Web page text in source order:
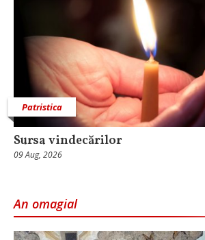
Patristica
Sursa vindecărilor
09 Aug, 2026
An omagial